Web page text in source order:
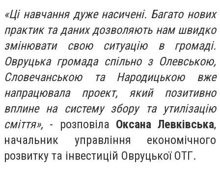
«Ці навчання дуже насичені. Багато нових
практик та даних дозволяють нам швидко
змінювати свою ситуацію в громаді.
Овруцька громада спільно з Олевською,
Словечанською та Народицькою вже
напрацювала проект, який позитивно
вплине на систему збору та утилізацію
сміття», - розповіла Оксана Левківська,
начальник управління економічного
розвитку та інвестицій Овруцької ОТГ.